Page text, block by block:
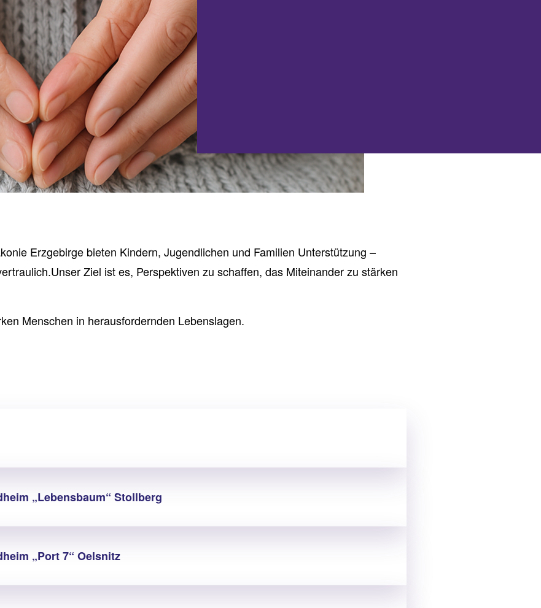
Erzgebirge bieten Kindern, Jugendlichen und Familien Unterstützung –
Ziel ist es, Perspektiven zu schaffen, das Miteinander zu stärken
Menschen in herausfordernden Lebenslagen.
„Lebensbaum“ Stollberg
„Port 7“ Oelsnitz